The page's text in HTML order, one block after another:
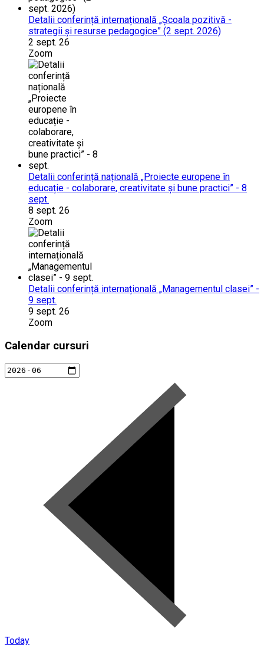
Detalii conferință internațională „Școala pozitivă -
strategii și resurse pedagogice” (2 sept. 2026)
2 sept. 26
Zoom
Detalii conferință națională „Proiecte europene în
educație - colaborare, creativitate și bune practici” - 8
sept.
8 sept. 26
Zoom
Detalii conferință internațională „Managementul clasei” -
9 sept.
9 sept. 26
Zoom
Calendar cursuri
Today